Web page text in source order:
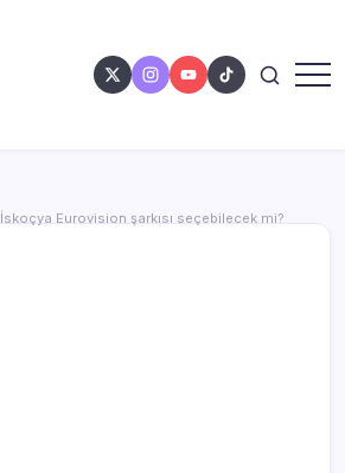
İskoçya Eurovision şarkısı seçebilecek mi?